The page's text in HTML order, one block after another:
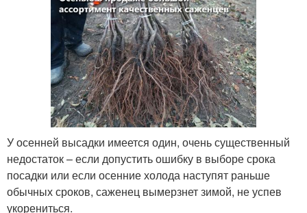
У осенней высадки имеется один, очень существенный
недостаток – если допустить ошибку в выборе срока
посадки или если осенние холода наступят раньше
обычных сроков, саженец вымерзнет зимой, не успев
укорениться.